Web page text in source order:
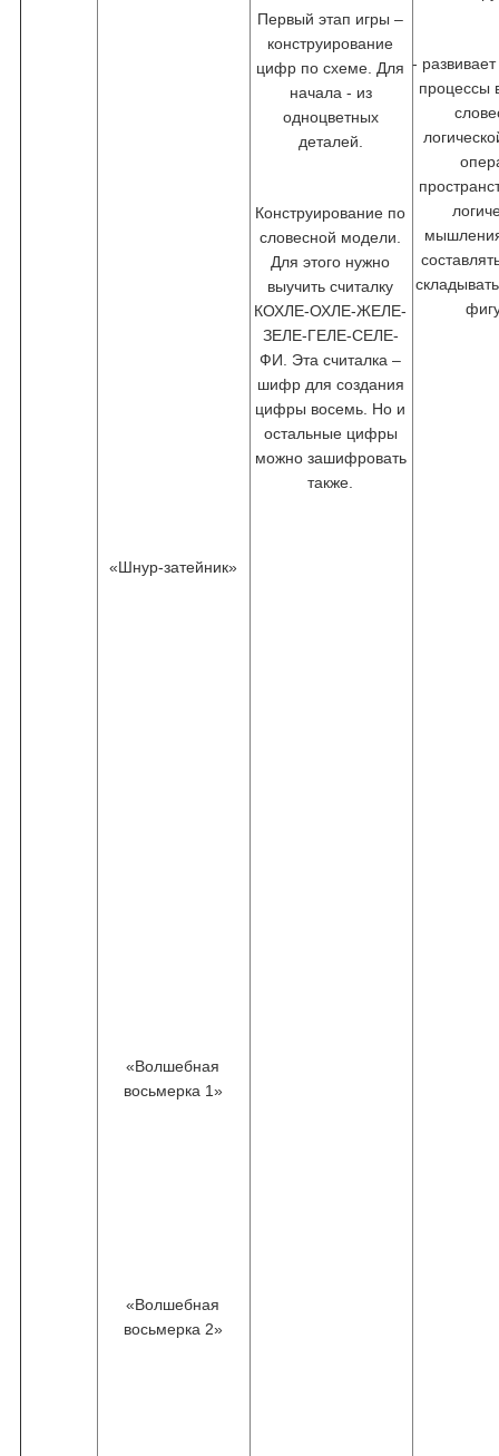
«Шнур-затейник»
«Волшебная
восьмерка 1»
«Волшебная
восьмерка 2»
Первый этап игры –
конструирование
цифр по схеме. Для
начала - из
одноцветных
деталей.
Конструирование по
словесной модели.
Для этого нужно
выучить считалку
КОХЛЕ-ОХЛЕ-ЖЕЛЕ-
ЗЕЛЕ-ГЕЛЕ-СЕЛЕ-
ФИ. Эта считалка –
шифр для создания
цифры восемь. Но и
остальные цифры
можно зашифровать
также.
-
процессы